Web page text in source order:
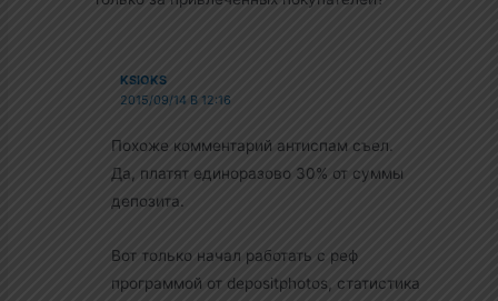
KSIOKS
2015/09/14 В 12:16
Похоже комментарий антиспам съел.
Да, платят единоразово 30% от суммы
депозита.
Вот только начал работать с реф
программой от depositphotos, статистика